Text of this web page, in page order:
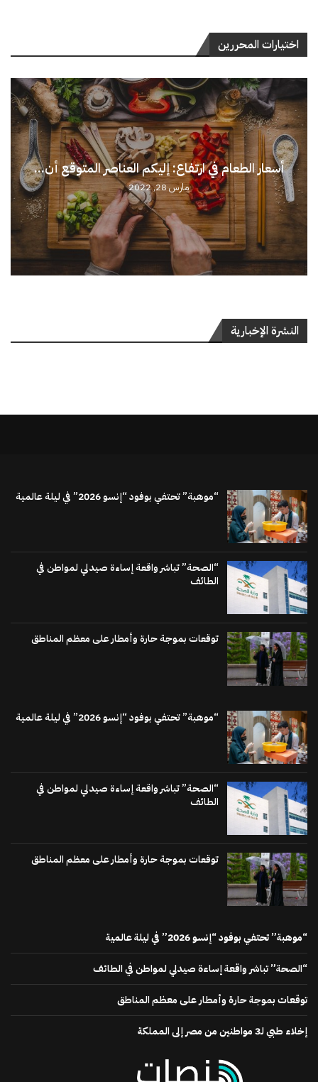
اختيارات المحررين
أسعار الطعام في ارتفاع: إليكم العناصر المتوقع أن...
مارس 28, 2022
النشرة الإخبارية
“موهبة” تحتفي بوفود “إنسو 2026” في ليلة عالمية
“الصحة” تباشر واقعة إساءة صيدلي لمواطن في
الطائف
توقعات بموجة حارة وأمطار على معظم المناطق
“موهبة” تحتفي بوفود “إنسو 2026” في ليلة عالمية
“الصحة” تباشر واقعة إساءة صيدلي لمواطن في
الطائف
توقعات بموجة حارة وأمطار على معظم المناطق
“موهبة” تحتفي بوفود “إنسو 2026” في ليلة عالمية
“الصحة” تباشر واقعة إساءة صيدلي لمواطن في الطائف
توقعات بموجة حارة وأمطار على معظم المناطق
إخلاء طبي لـ3 مواطنين من مصر إلى المملكة